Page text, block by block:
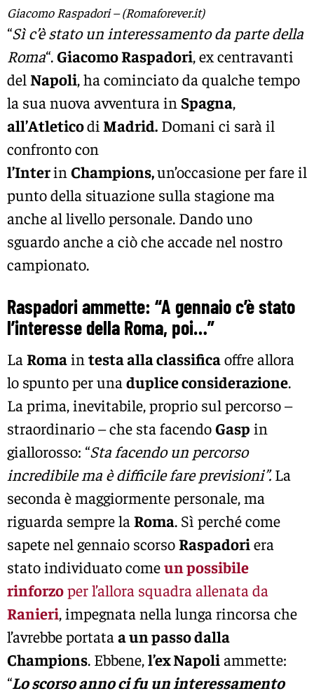
Giacomo Raspadori – (Romaforever.it)
“Sì c’è stato un interessamento da parte della
Roma“.Giacomo Raspadori, ex centravanti
del Napoli, ha cominciato da qualche tempo
la sua nuova avventura in Spagna,
all’Atleticodi Madrid. Domani ci sarà il
confronto con
l’Interin Champions,un’occasione per fare il
punto della situazione sulla stagione ma
anche al livello personale. Dando uno
sguardo anche a ciò che accade nel nostro
campionato.
Raspadori ammette: “A gennaio c’è stato
l’interesse della Roma, poi…”
La Romain testa alla classificaoffre allora
lo spunto per una duplice considerazione.
La prima, inevitabile, proprio sul percorso –
straordinario – che sta facendoGasp in
giallorosso: “Sta facendo un percorso
incredibile ma è difficile fare previsioni”.La
seconda è maggiormente personale, ma
riguarda sempre la Roma. Sì perché come
sapete nel gennaio scorsoRaspadoriera
stato individuato comeun possibile
rinforzoper l’allora squadra allenata da
Ranieri, impegnata nella lunga rincorsa che
l’avrebbe portata a un passo dalla
Champions. Ebbene,l’ex Napoliammette:
“Lo scorso anno ci fu un interessamento